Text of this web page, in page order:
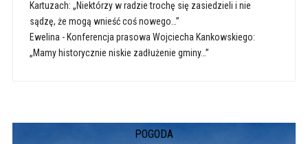
Kartuzach: „Niektórzy w radzie trochę się zasiedzieli i nie
sądzę, że mogą wnieść coś nowego…”
Ewelina - Konferencja prasowa Wojciecha Kankowskiego:
„Mamy historycznie niskie zadłużenie gminy…”
POGODA